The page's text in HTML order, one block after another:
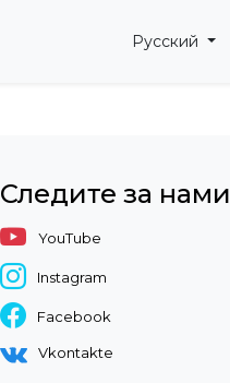
Русский
Следите за нами
YouTube
Instagram
Facebook
Vkontakte